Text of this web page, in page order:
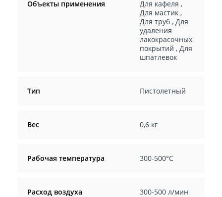
Объекты применения Для кафеля ,
Для мастик,
Для труб, Для
удаления
лакокрасочных
покрытий , Для
шпатлевок
Тип Пистолетный
Вес 0,6 кг
Рабочая температура 300-500°С
Расход воздуха 300-500 л/мин